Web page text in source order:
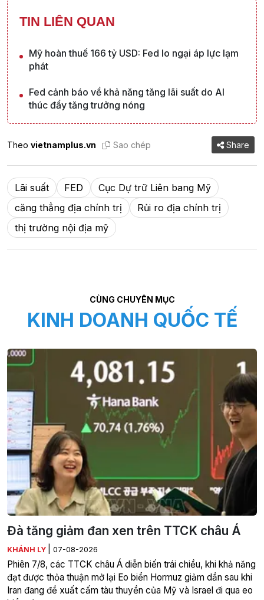
TIN LIÊN QUAN
Mỹ hoàn thuế 166 tỷ USD: Fed lo ngại áp lực lạm
phát
Fed cảnh báo về khả năng tăng lãi suất do AI
thúc đẩy tăng trưởng nóng
Theo vietnamplus.vn Sao chép Share
Lãi suất FED
Cục Dự trữ Liên bang Mỹ
căng thẳng địa chính trị
Rủi ro địa chính trị
thị trường nội địa mỹ
CÙNG CHUYÊN MỤC
KINH DOANH QUỐC TẾ
Đà tăng giảm đan xen trên TTCK châu Á
KHÁNH LY 07-08-2026
Phiên 7/8, các TTCK châu Á diễn biến trái chiều, khi khả năng
đạt được thỏa thuận mở lại Eo biển Hormuz giảm dần sau khi
Iran đang đề xuất cấm tàu thuyền của Mỹ và Israel đi qua eo